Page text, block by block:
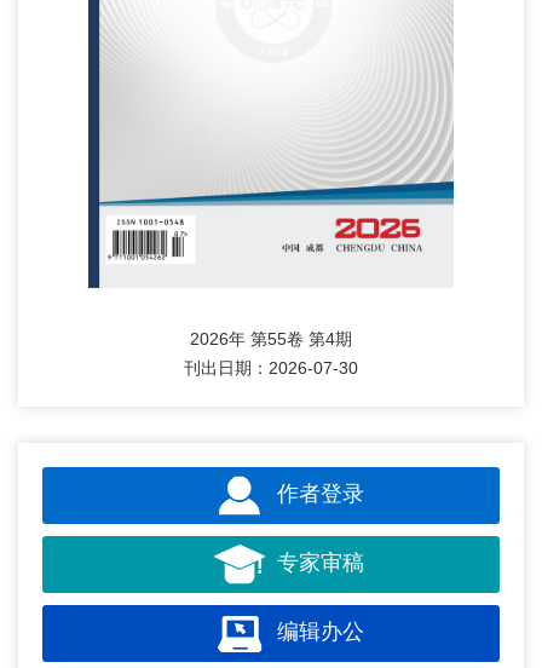
2026年 第55卷 第4期
刊出日期：2026-07-30
作者登录
专家审稿
编辑办公